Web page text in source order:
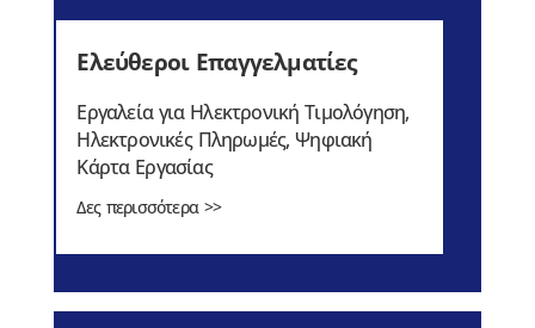
Ελεύθεροι Επαγγελματίες
Εργαλεία για Ηλεκτρονική Τιμολόγηση,
Ηλεκτρονικές Πληρωμές, Ψηφιακή
Κάρτα Εργασίας
Δες περισσότερα >>